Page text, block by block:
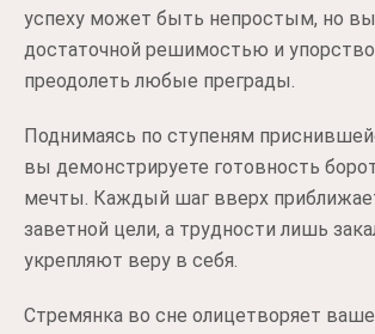
успеху может быть непростым, но вы
достаточной решимостью и
преодолеть любые преграды.
Поднимаясь по ступеням
вы демонстрируете готовность
мечты. Каждый шаг вверх
заветной цели, а трудности лишь
укрепляют веру в себя.
Стремянка во сне олицетворяет